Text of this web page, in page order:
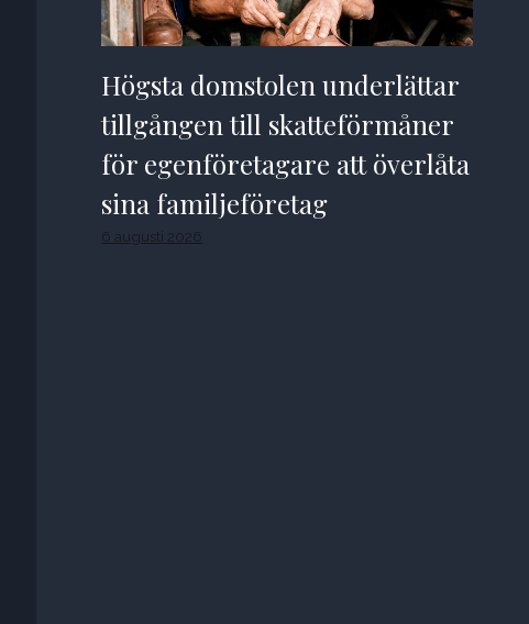
Högsta domstolen underlättar
tillgången till skatteförmåner
för egenföretagare att överlåta
sina familjeföretag
6 augusti 2026